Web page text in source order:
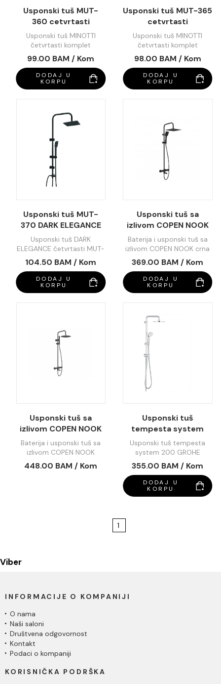
Usponski tuš MUT-
360 cetvrtasti
Usponski tuš MINOTTI
četvrtasti komplet
99.00 BAM / Kom
DODAJ U
KORPU
Usponski tuš MUT-365
cetvrtasti
Usponski tuš MINOTTI
četvrtasti komplet
98.00 BAM / Kom
DODAJ U
KORPU
Usponski tuš MUT-
370 DARK ELEGANCE
cetvrtasti
Usponski tuš DARK
ELEGANCE četvrtasti MUT-
370
104.50 BAM / Kom
DODAJ U
KORPU
Usponski tuš sa
izlivom COPEN NOOK
crna cetvrtasti set C-
01-111MB
Baterija i usponski tuš sa
izlivom COPEN NOOK crna
cetvrtasti set C-01-111MB
369.00 BAM / Kom
DODAJ U
KORPU
Usponski tuš sa
izlivom COPEN NOOK
gunmetal okrugli set
C-01-110GM
Baterija i usponski tuš sa
izlivom COPEN NOOK
gunmetal okrugli set C-01-
110GM
448.00 BAM / Kom
Usponski tuš
tempesta system
200 GROHE 27389002
Usponski tuš tempesta
system 200 GROHE
27389002
355.00 BAM / Kom
DODAJ U
KORPU
1
Viber
INFORMACIJE O KOMPANIJI
O nama
Naši saloni
Društvena odgovornost
Kontakt
Podaci o kompaniji
KORISNIČKA PODRŠKA